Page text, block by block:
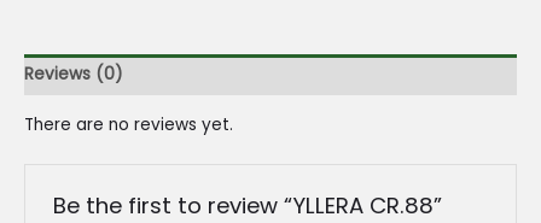
Reviews (0)
There are no reviews yet.
Be the first to review “YLLERA CR.88”